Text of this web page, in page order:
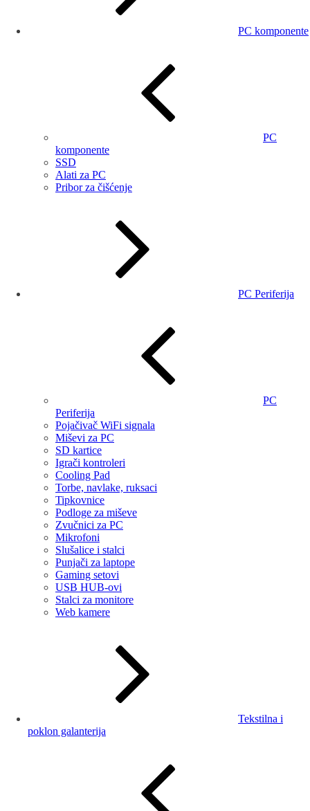
PC komponente
PC
komponente
SSD
Alati za PC
Pribor za čišćenje
PC Periferija
PC
Periferija
Pojačivač WiFi signala
Miševi za PC
SD kartice
Igrači kontroleri
Cooling Pad
Torbe, navlake, ruksaci
Tipkovnice
Podloge za miševe
Zvučnici za PC
Mikrofoni
Slušalice i stalci
Punjači za laptope
Gaming setovi
USB HUB-ovi
Stalci za monitore
Web kamere
Tekstilna i
poklon galanterija